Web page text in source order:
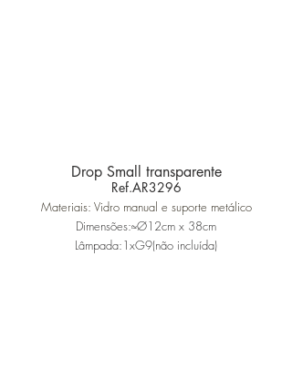
Drop Small transparente
Ref.AR3296
Materiais: Vidro manual e suporte metálico
Dimensões:≈Ø12cm x 38cm
Lâmpada:1xG9(não incluída)